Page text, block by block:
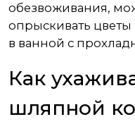
обезвоживания,
опрыскивать цветы
в ванной с
Как
шляпной